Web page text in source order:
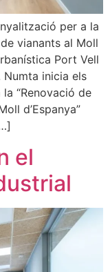
per a la
vianants al Moll
Port Vell
Numta inicia els
“Renovació de
d’Espanya”
el